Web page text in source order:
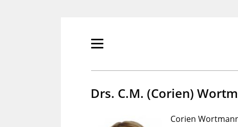
Primair
tonen/verbergen
Drs. C.M. (Corien)
Corien